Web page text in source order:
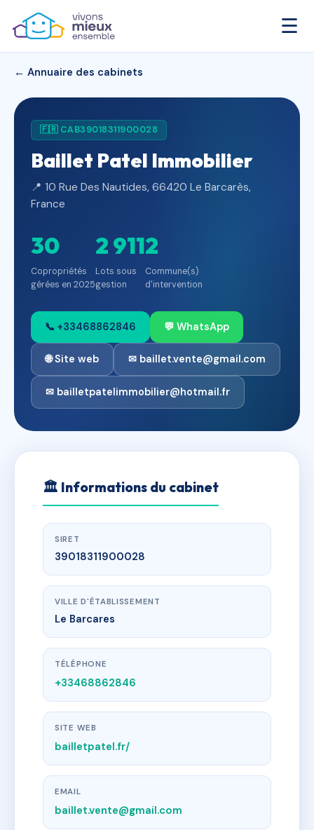
☰
← Annuaire des cabinets
🇫🇷 CAB39018311900028
Baillet Patel Immobilier
📍 10 Rue Des Nautides, 66420 Le Barcarès,
France
30
Copropriétés
gérées en 2025
2 911
Lots sous
gestion
2
Commune(s)
d'intervention
📞 +33468862846 💬 WhatsApp
🌐 Site web ✉ baillet.vente@gmail.com
✉ bailletpatelimmobilier@hotmail.fr
🏛 Informations du cabinet
SIRET
39018311900028
VILLE D'ÉTABLISSEMENT
Le Barcares
TÉLÉPHONE
+33468862846
SITE WEB
bailletpatel.fr/
EMAIL
baillet.vente@gmail.com